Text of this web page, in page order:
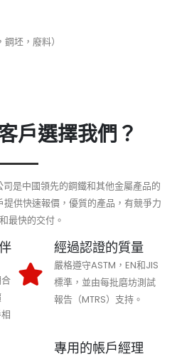
坯，廢料）
戶選擇我們？
是中國領先的鋼鐵和其他金屬產品的
供快速報價，優質的產品，有競爭力
最快的交付。
經過認證的質量
嚴格遵守ASTM，EN和JIS
標準，並由每批磨坊測試
報告（MTRS）支持。
專用的帳戶經理